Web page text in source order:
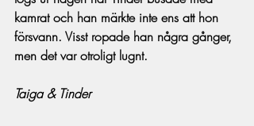
kamrat och han märkte inte ens att hon
försvann. Visst ropade han några gånger,
men det var otroligt lugnt.
Taiga & Tinder